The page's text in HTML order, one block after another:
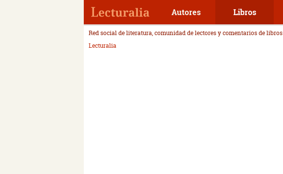
Autores Libros
Red social de literatura, comunidad de lectores y comentarios de libros
Lecturalia